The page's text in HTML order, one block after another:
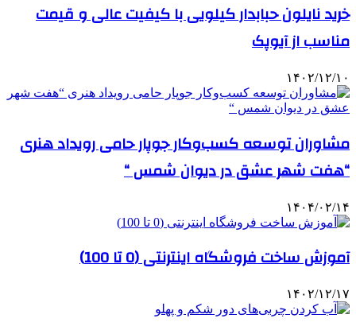
خرید نایلون حبابدار کیلویی با کیفیت عالی و قیمت
مناسب از آیوپک
۱۴۰۲/۱۲/۱۰
مشاوران توسعه کسب‌وکار جوپار حامی رویداد هنری
“هفت شهر عشق در دیوان شمس “
۱۴۰۴/۰۲/۱۴
آموزش ساخت فروشگاه اینترنتی (0 تا 100)
۱۴۰۲/۱۲/۱۷